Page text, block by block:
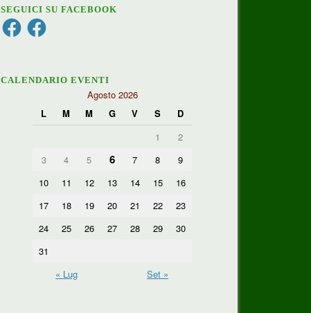
SEGUICI SU FACEBOOK
FacebookFacebook
CALENDARIO EVENTI
Agosto 2026
L
M M G V S
D
1
2
3
4 5 6 7 8
9
10
11 12 13 14 15
16
17
18 19 20 21 22
23
24
25 26 27 28 29
30
31
« Lug
Set »